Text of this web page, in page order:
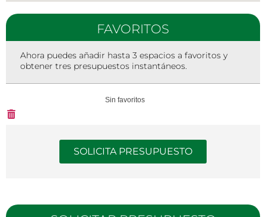
FAVORITOS
Ahora puedes añadir hasta 3 espacios a favoritos y
obtener tres presupuestos instantáneos.
Sin favoritos
SOLICITA PRESUPUESTO